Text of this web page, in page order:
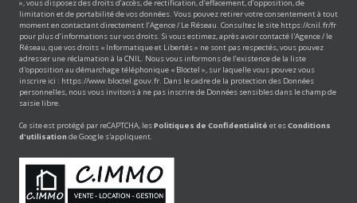
», vous disposez des droits d’accès, de rectification, d’effacement, d’opposition, de
limitation et de portabilité de vos données. Vous pouvez retirer votre consentement à tout
moment en contactant directement l’Agence / Le Réseau. Consultez le site https://cnil.fr/fr
pour plus d’informations sur vos droits. Si vous estimez, après avoir contacté l'Agence / le
Réseau, que vos droits « Informatique et Libertés » ne sont pas respectés, vous pouvez
adresser une réclamation à la CNIL. Nous vous informons de l’existence de la liste
d'opposition au démarchage téléphonique « Bloctel », sur laquelle vous pouvez vous
inscrire ici : https://www.bloctel.gouv.fr. Dans le cadre de la protection des Données
personnelles, nous vous invitons à ne pas inscrire de Données sensibles dans le champ de
saisie libre.
Ce site est protégé par reCAPTCHA, lesPolitiques de Confidentialité et esConditions
d'utilisation de Google s'appliquent.